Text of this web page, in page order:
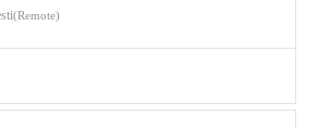
(Remote)